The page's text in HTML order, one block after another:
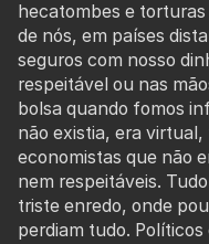
hecatombes e
de nós, em países
seguros com nosso
respeitável ou nas
bolsa quando fomos
não existia, era
economistas que não
nem respeitáveis.
triste enredo, onde
perdiam tudo.